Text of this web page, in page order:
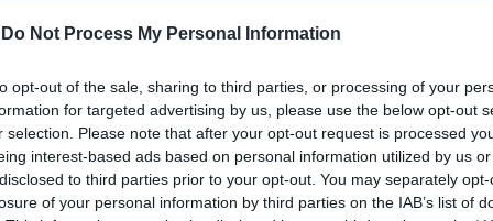
Do Not Process My Personal Information
opt-out of the sale, sharing to third parties, or processing of your
for targeted advertising by us, please use the below opt-out
selection. Please note that after your opt-out request is processed
interest-based ads based on personal information utilized by us
to third parties prior to your opt-out. You may separately
of your personal information by third parties on the IAB’s list of
συνέδεσε ευθέως την ασφάλεια των ισραηλινών
Λίβανο και την παρουσία των ισραηλινών δυνάμεων.
Israel ceasefire agreement, which he calls “Satan’s
to strike and be present in Lebanon, Israel’s
9yYzrrJQyQ